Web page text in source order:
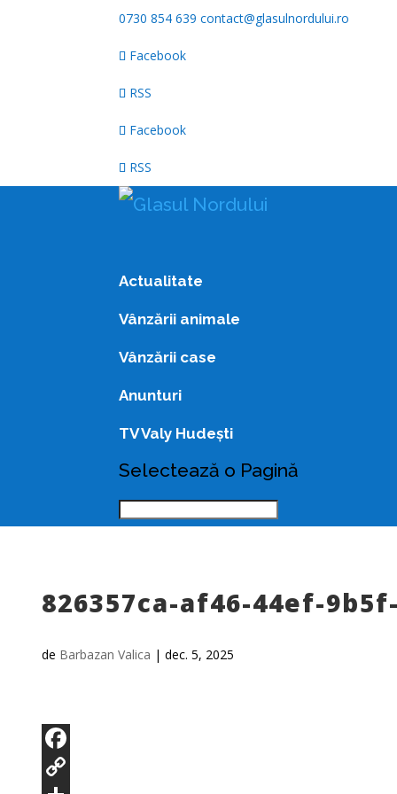
0730 854 639 contact@glasulnordului.ro
Facebook
RSS
Facebook
RSS
Actualitate
Vânzării animale
Vânzării case
Anunturi
TV Valy Hudești
Selectează o Pagină
826357ca-af46-44ef-
de Barbazan Valica |dec. 5, 2025
Facebook